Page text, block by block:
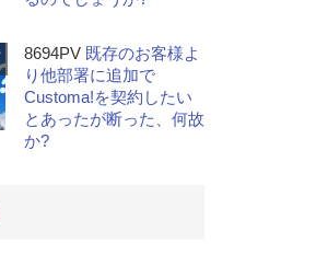
8694PV 既存のお客様よ
り他部署に追加で
Customa!を契約したい
とあったが断った、何故
か?